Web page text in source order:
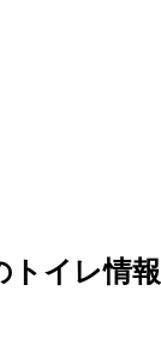
トイレ情報